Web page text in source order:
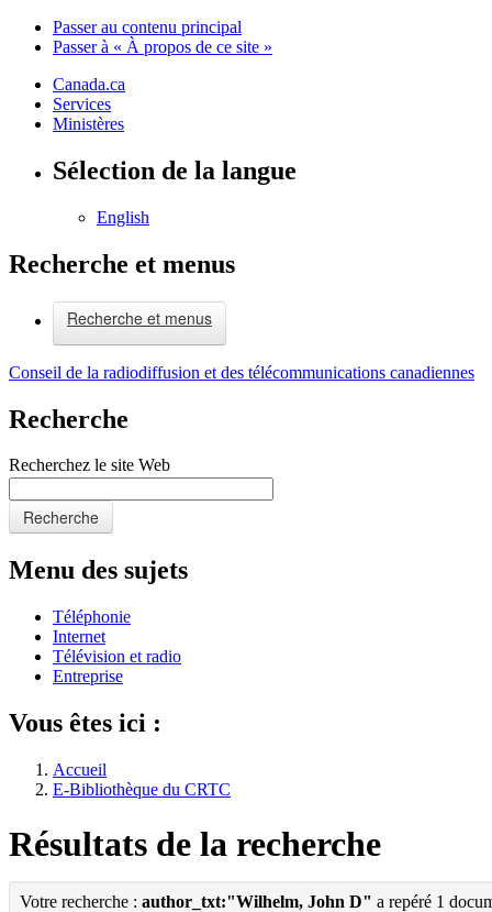
Passer au contenu principal
Passer à « À propos de ce site »
Canada.ca
Services
Ministères
Sélection de la langue
English
Recherche et menus
Recherche et menus
Conseil de la radiodiffusion et des télécommunications canadiennes
Recherche
Recherchez le site Web
Recherche
Menu des sujets
Téléphonie
Internet
Télévision et radio
Entreprise
Vous êtes ici :
Accueil
E-Bibliothèque du CRTC
Résultats de la recherche
Votre recherche : author_txt:"Wilhelm, John D" a repéré 1